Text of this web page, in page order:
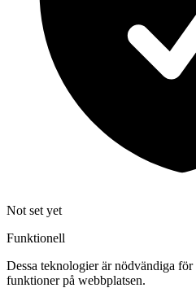
Not set yet
Funktionell
Dessa teknologier är nödvändiga
funktioner på webbplatsen.